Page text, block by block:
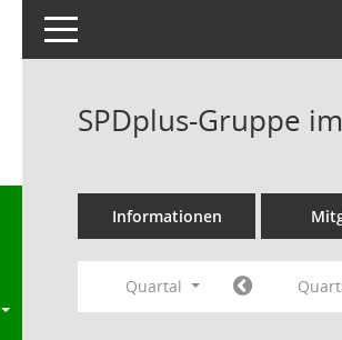
Toggle navigation
SPDplus-Gruppe
Informationen
Quartal